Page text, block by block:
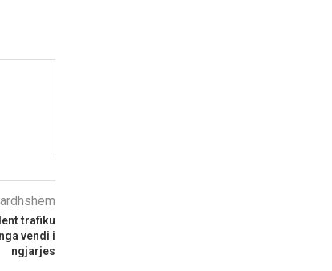
trafiku
vendi i
ngjarjes